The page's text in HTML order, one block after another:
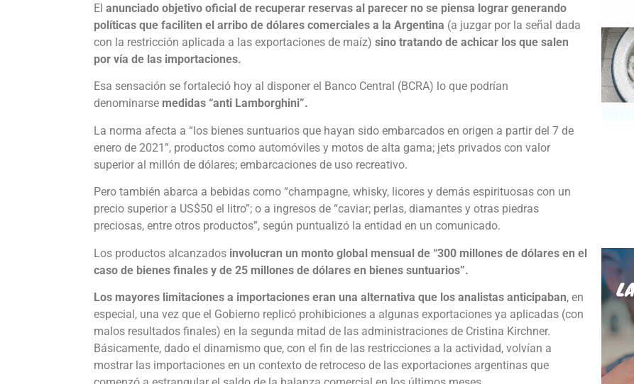
El anunciado objetivo oficial de recuperar reservas al parecer no se piensa lograr generando
políticas que faciliten el arribo de dólares comerciales a la Argentina (a juzgar por la señal dada
con la restricción aplicada a las exportaciones de maíz) sino tratando de achicar los que salen
por vía de las importaciones.
Esa sensación se fortaleció hoy al disponer el Banco Central (BCRA) lo que podrían
denominarse medidas “anti Lamborghini”.
La norma afecta a “los bienes suntuarios que hayan sido embarcados en origen a partir del 7 de
enero de 2021”, productos como automóviles y motos de alta gama; jets privados con valor
superior al millón de dólares; embarcaciones de uso recreativo.
Pero también abarca a bebidas como “champagne, whisky, licores y demás espirituosas con un
precio superior a US$50 el litro”; o a ingresos de “caviar; perlas, diamantes y otras piedras
preciosas, entre otros productos”, según puntualizó la entidad en un comunicado.
Los productos alcanzados involucran un monto global mensual de “300 millones de dólares en el
caso de bienes finales y de 25 millones de dólares en bienes suntuarios”.
Los mayores limitaciones a importaciones eran una alternativa que los analistas anticipaban, en
especial, una vez que el Gobierno replicó prohibiciones a algunas exportaciones ya aplicadas (con
malos resultados finales) en la segunda mitad de las administraciones de Cristina Kirchner.
Básicamente, dado el dinamismo que, con el fin de las restricciones a la actividad, volvían a
mostrar las importaciones en un contexto de retroceso de las exportaciones argentinas que